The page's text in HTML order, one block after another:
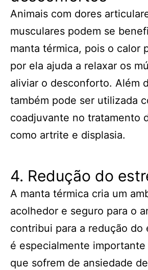
Animais com dores
musculares podem se
manta térmica, pois o calor
por ela ajuda a relaxar os
aliviar o desconforto. Além
também pode ser utilizada
coadjuvante no tratamento
como artrite e displasia.
4. Redução do
A manta térmica cria um
acolhedor e seguro para o
contribui para a redução do
é especialmente importante
que sofrem de ansiedade